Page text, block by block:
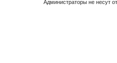
Администраторы не несут